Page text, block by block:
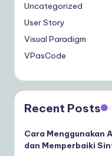
Uncategorized
User Story
Visual Paradigm
VPasCode
Recent Posts
Cara Menggunakan
dan Memperbaiki